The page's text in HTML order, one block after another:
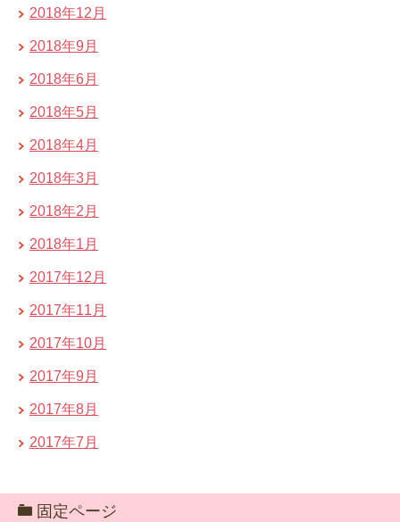
2018年12月
2018年9月
2018年6月
2018年5月
2018年4月
2018年3月
2018年2月
2018年1月
2017年12月
2017年11月
2017年10月
2017年9月
2017年8月
2017年7月
固定ページ